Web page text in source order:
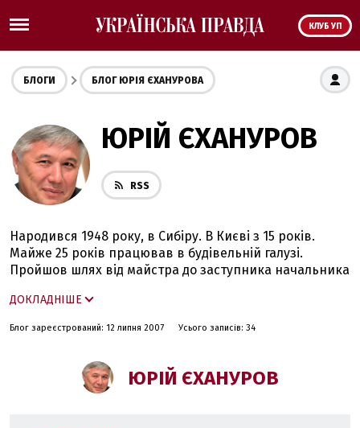
КЛУБ УП
БЛОГИ БЛОГ ЮРІЯ ЄХАНУРОВА
ЮРІЙ ЄХАНУРОВ
RSS
Народився 1948 року, в Сибіру. В Києві з 15 років.
Майже 25 років працював в будівельній галузі.
Пройшов шлях від майстра до заступника начальника
в сфері державного управління. Очолював Фонд
державного майна України та
Держкомпідприємництво. Обіймав посаду міністра
Ющенка. Працював головою Дніпропетровської ОДА,
прем’єр-міністром, міністром оборони. Народний
ДОКЛАДНІШЕ
Блог зареєстрований: 12 липня 2007 Усього записів: 34
ЮРІЙ ЄХАНУРОВ